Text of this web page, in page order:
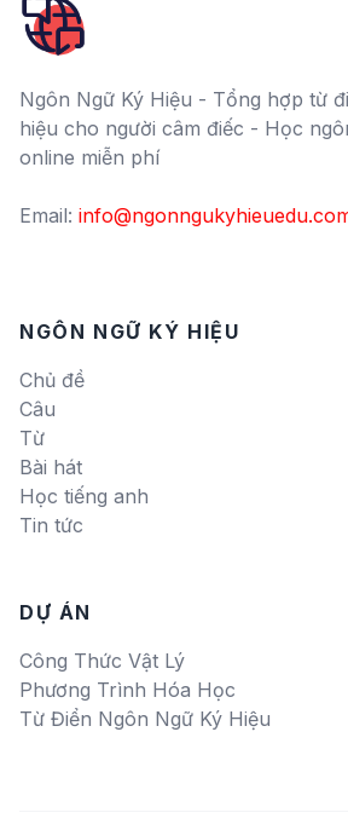
Ngôn Ngữ Ký Hiệu - Tổng hợp từ
hiệu cho người câm điếc - Học
online miễn phí
Email:
NGÔN NGỮ KÝ HIỆU
Chủ đề
Câu
Từ
Bài hát
Học tiếng anh
Tin tức
DỰ ÁN
Công Thức Vật Lý
Phương Trình Hóa Học
Từ Điển Ngôn Ngữ Ký Hiệu